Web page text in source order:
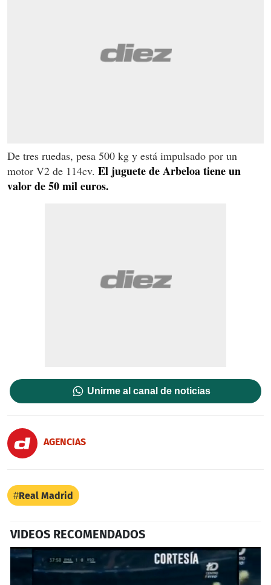
De tres ruedas, pesa 500 kg y está impulsado por un
motor V2 de 114cv. El juguete de Arbeloa tiene un
valor de 50 mil euros.
Unirme al canal de noticias
AGENCIAS
Real Madrid
VIDEOS RECOMENDADOS